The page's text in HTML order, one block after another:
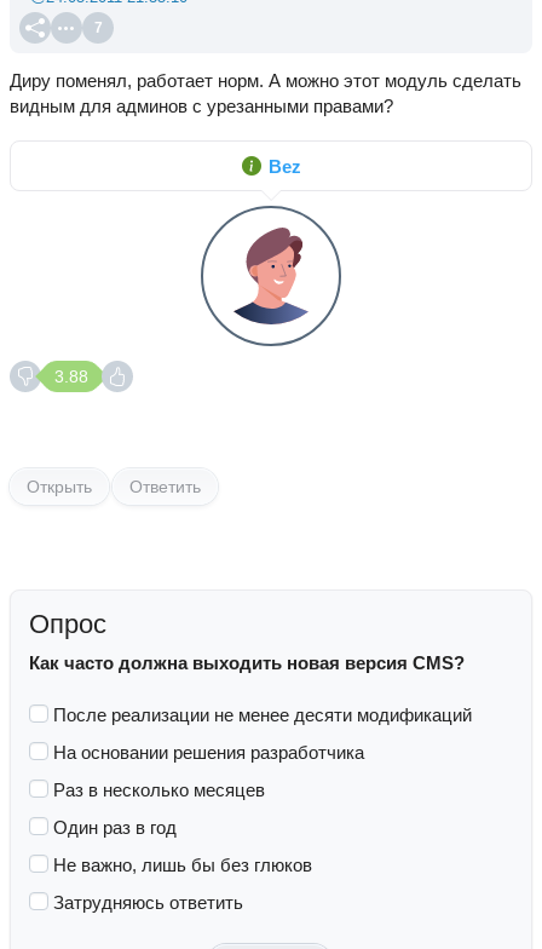
7
Диру поменял, работает норм. А можно этот модуль сделать
видным для админов с урезанными правами?
Bez
3.88
Открыть Ответить
Опрос
Как часто должна выходить новая версия CMS?
После реализации не менее десяти модификаций
На основании решения разработчика
Раз в несколько месяцев
Один раз в год
Не важно, лишь бы без глюков
Затрудняюсь ответить